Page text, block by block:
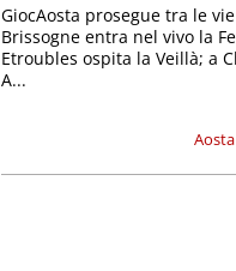
Aosta
GiocAosta prosegue tra le
Brissogne entra nel vivo la
Etroubles ospita la Veillà; a
A...